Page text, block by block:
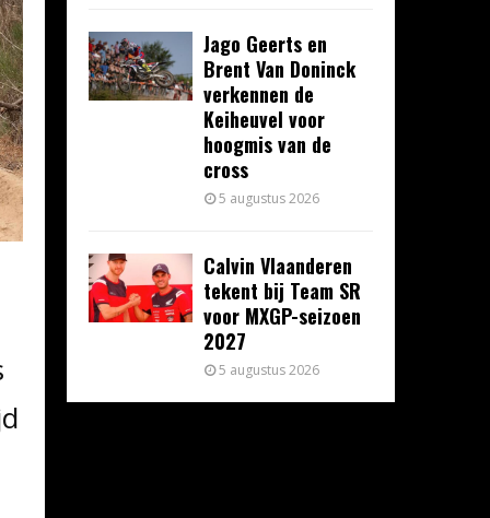
Jago Geerts en
Brent Van Doninck
verkennen de
Keiheuvel voor
hoogmis van de
cross
5 augustus 2026
Calvin Vlaanderen
tekent bij Team SR
voor MXGP-seizoen
2027
5 augustus 2026